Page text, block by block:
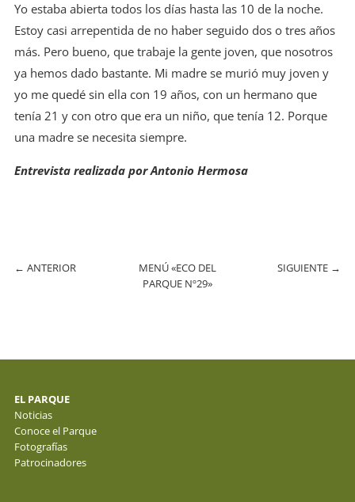
Yo estaba abierta todos los días hasta las 10 de la noche.
Estoy casi arrepentida de no haber seguido dos o tres años
más. Pero bueno, que trabaje la gente joven, que nosotros
ya hemos dado bastante. Mi madre se murió muy joven y
yo me quedé sin ella con 19 años, con un hermano que
tenía 21 y con otro que era un niño, que tenía 12. Porque
una madre se necesita siempre.
Entrevista realizada por Antonio Hermosa
← ANTERIOR
MENÚ «ECO DEL
PARQUE Nº29»
SIGUIENTE →
EL PARQUE
Noticias
Conoce el Parque
Fotografías
Patrocinadores